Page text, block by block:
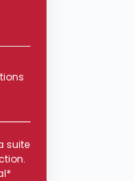
suite